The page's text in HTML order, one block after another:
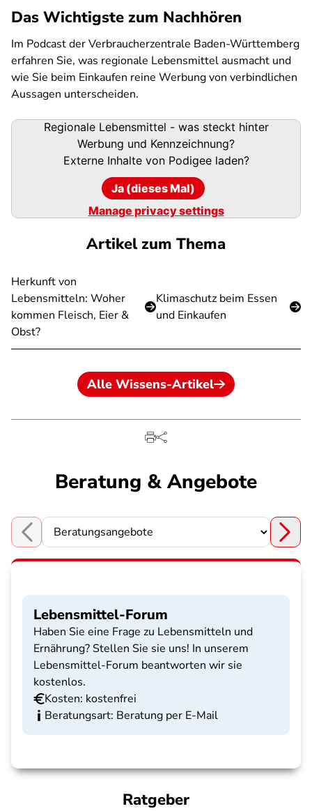
Das Wichtigste zum Nachhören
Im Podcast der Verbraucherzentrale Baden-Württemberg
erfahren Sie, was regionale Lebensmittel ausmacht und
wie Sie beim Einkaufen reine Werbung von verbindlichen
Aussagen unterscheiden.
Podigee-Regionale Lebensmittel - was steckt hinter
Werbung und Kennzeichnung?
Externe Inhalte von Podigeeladen?
Ja (dieses Mal)
Manage privacy settings
Artikel zum Thema
Herkunft von
Lebensmitteln: Woher
kommen Fleisch, Eier &
Obst?
Klimaschutz beim Essen
und Einkaufen
Alle Wissens-Artikel
Beratung & Angebote
Choose a section
Lebensmittel-Forum
Haben Sie eine Frage zu Lebensmitteln und
Ernährung? Stellen Sie sie uns! In unserem
Lebensmittel-Forum beantworten wir sie
kostenlos.
Kosten: kostenfrei
Beratungsart: Beratung per E-Mail
Ratgeber